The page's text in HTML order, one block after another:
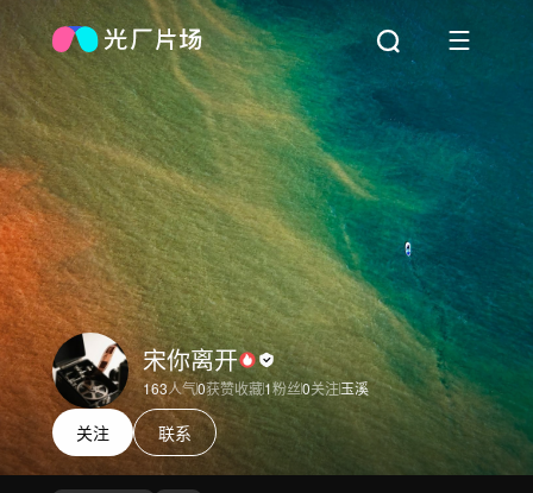
宋你离开
163人气0获赞收藏1粉丝0关注玉溪
关注 联系